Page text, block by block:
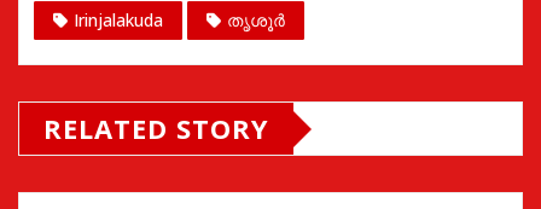
Irinjalakuda തൃശൂർ
RELATED STORY